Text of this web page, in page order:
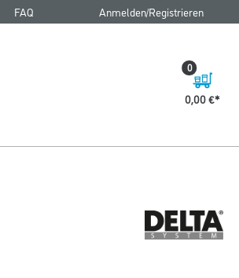
FAQ Anmelden/Registrieren
0,00 €
0